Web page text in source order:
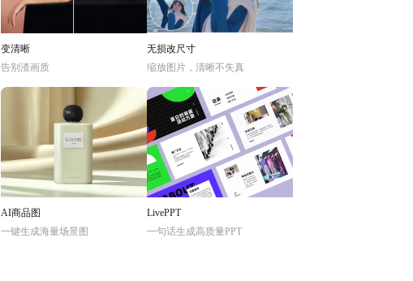
变清晰
告别渣画质
无损改尺寸
缩放图片，清晰不失真
AI商品图
一键生成海量场景图
LivePPT
一句话生成高质量PPT